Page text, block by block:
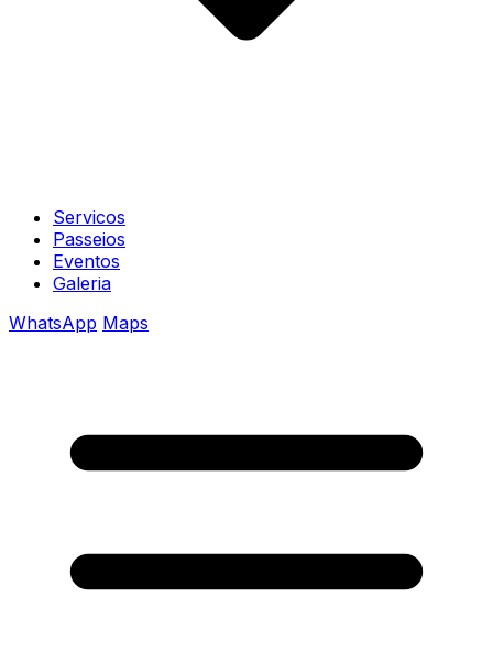
Servicos
Passeios
Eventos
Galeria
WhatsApp Maps